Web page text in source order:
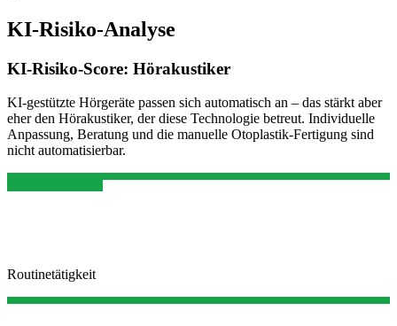
KI-Risiko-Analyse
KI-Risiko-Score: Hörakustiker
KI-gestützte Hörgeräte passen sich automatisch an – das stärkt aber
eher den Hörakustiker, der diese Technologie betreut. Individuelle
Anpassung, Beratung und die manuelle Otoplastik-Fertigung sind
nicht automatisierbar.
Routinetätigkeit